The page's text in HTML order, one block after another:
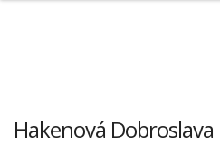
Hakenová